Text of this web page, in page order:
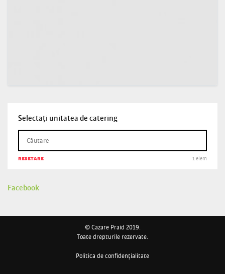
Selectați unitatea de catering
RESETARE 1 elem
Facebook
© Cazare Praid 2019.
Toate drepturile rezervate.
Politica de confidențialitate